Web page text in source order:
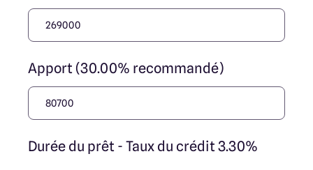
Apport (30.00% recommandé)
Durée du prêt - Taux du crédit 3.30%